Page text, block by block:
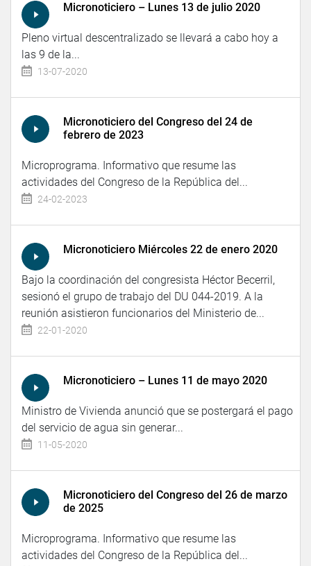
Micronoticiero – Lunes 13 de julio 2020
Pleno virtual descentralizado se llevará a cabo hoy a
las 9 de la...
13-07-2020
Micronoticiero del Congreso del 24 de
febrero de 2023
Microprograma. Informativo que resume las
actividades del Congreso de la República del...
24-02-2023
Micronoticiero Miércoles 22 de enero 2020
Bajo la coordinación del congresista Héctor Becerril,
sesionó el grupo de trabajo del DU 044-2019. A la
reunión asistieron funcionarios del Ministerio de...
22-01-2020
Micronoticiero – Lunes 11 de mayo 2020
Ministro de Vivienda anunció que se postergará el pago
del servicio de agua sin generar...
11-05-2020
Micronoticiero del Congreso del 26 de marzo
de 2025
Microprograma. Informativo que resume las
actividades del Congreso de la República del...